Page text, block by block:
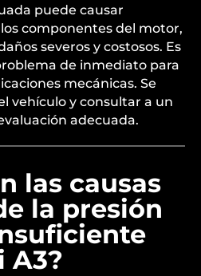
puede causar
componentes del motor,
severos y costosos. Es
de inmediato para
mecánicas. Se
vehículo y consultar a un
adecuada.
las causas
la presión
A3?